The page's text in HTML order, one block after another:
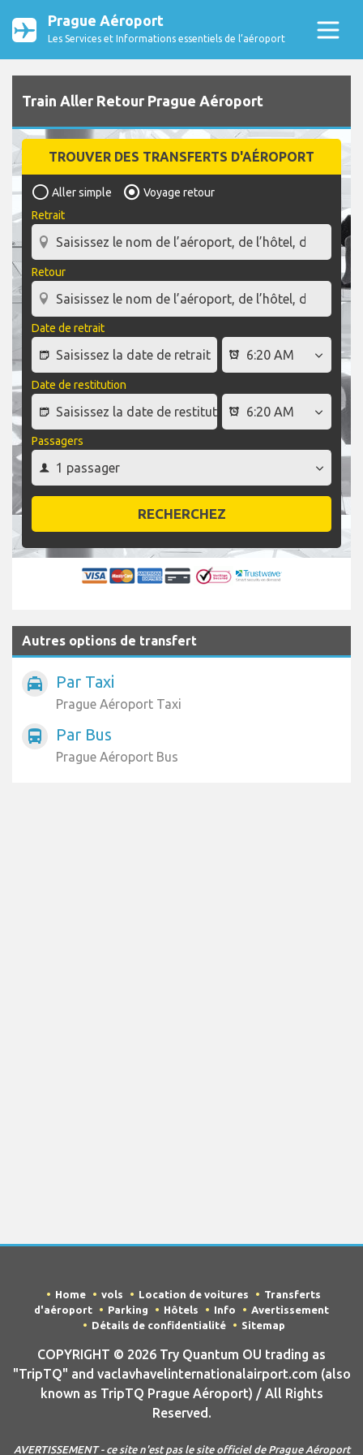
Prague Aéroport
Les Services et Informations essentiels de l’aéroport
Train Aller Retour Prague Aéroport
TROUVER DES TRANSFERTS D'AÉROPORT
Aller simple
Voyage retour
Retrait
Retour
Date de retrait
Date de restitution
Passagers
RECHERCHEZ
Autres options de transfert
local_taxi Par Taxi
Prague Aéroport Taxi
directions_bus Par Bus
Prague Aéroport Bus
Home vols Location de voitures
Transferts
d'aéroport
Parking Hôtels Info
Avertissement
Détails de confidentialité
Sitemap
COPYRIGHT © 2026 Try Quantum OU trading as
"TripTQ" and vaclavhavelinternationalairport.com (also
known as TripTQ Prague Aéroport) / All Rights
Reserved.
AVERTISSEMENT - ce site n'est pas le site officiel de Prague Aéroport